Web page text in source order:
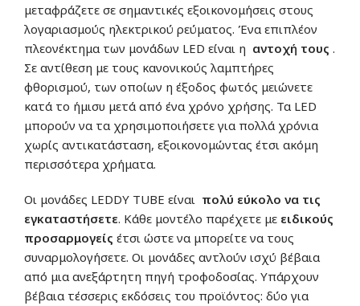
μεταφράζετε σε σημαντικές εξοικονομήσεις στους
λογαριασμούς ηλεκτρικού ρεύματος. Ένα επιπλέον
πλεονέκτημα των μονάδων LED είναι η αντοχή τους .
Σε αντίθεση με τους κανονικούς λαμπτήρες
φθορισμού, των οποίων η έξοδος φωτός μειώνετε
κατά το ήμισυ μετά από ένα χρόνο χρήσης. Τα LED
μπορούν να τα χρησιμοποιήσετε για πολλά χρόνια
χωρίς αντικατάσταση, εξοικονομώντας έτσι ακόμη
περισσότερα χρήματα.
Οι μονάδες LEDDY TUBE είναι πολύ εύκολο να τις
εγκαταστήσετε. Κάθε μοντέλο παρέχετε με ειδικούς
προσαρμογείς έτσι ώστε να μπορείτε να τους
συναρμολογήσετε. Οι μονάδες αντλούν ισχύ βέβαια
από μια ανεξάρτητη πηγή τροφοδοσίας. Υπάρχουν
βέβαια τέσσερις εκδόσεις του προϊόντος: δύο για